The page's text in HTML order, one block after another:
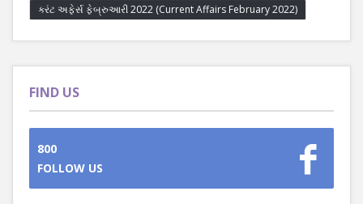
કરંટ અફેર્સ ફેબ્રુઆરી 2022 (Current Affairs February 2022)
FIND US
800
FOLLOW US